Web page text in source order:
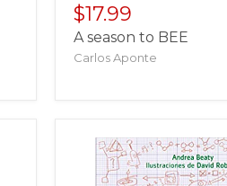
$17.99
A season to BEE
Carlos Aponte